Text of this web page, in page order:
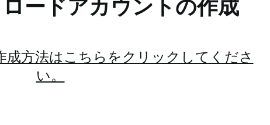
ードアカウントの作成
方法はこちらをクリックしてくださ
い。